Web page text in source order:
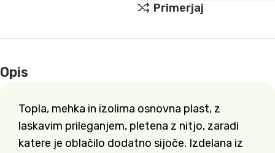
Primerjaj
Opis
Topla, mehka in izolirna osnovna plast, z
laskavim prileganjem, pletena z nitjo, zaradi
katere je oblačilo dodatno sijoče. Izdelana iz